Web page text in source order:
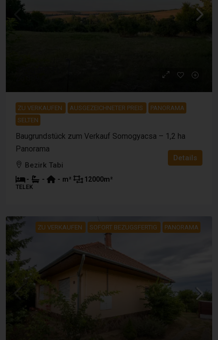
ZU VERKAUFEN AUSGEZEICHNETER PREIS
PANORAMA
SELTEN
Baugrundstück zum Verkauf Somogyacsa – 1,2 ha
Panorama
Bezirk Tabi
- - - m² 12000m²
TELEK
Details
ZU VERKAUFEN SOFORT BEZUGSFERTIG PANORAMA